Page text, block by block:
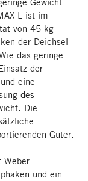
L ist im
von 45 kg
der Deichsel
das geringe
der
eine
des
Die
Güter.
Weber-
und ein